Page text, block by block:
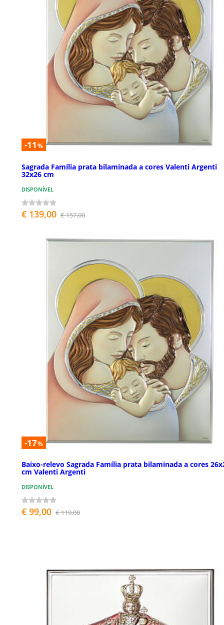
-11 %
Sagrada Família prata bilaminada a cores Valenti Argenti
32x26 cm
DISPONÍVEL
€ 139,00 € 157,00
-17%
Baixo-relevo Sagrada Família prata bilaminada a cores
cm Valenti Argenti
DISPONÍVEL
€ 99,00 € 119,00